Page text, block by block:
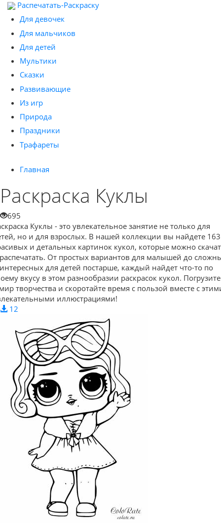
Распечатать-Раскраску
Для девочек
Для мальчиков
Для детей
Мультики
Сказки
Развивающие
Из игр
Природа
Праздники
Трафареты
Главная
Раскраска Куклы
695
Куклы - это увлекательное занятие не только для
но и для взрослых. В нашей коллекции вы найдете 163
и детальных картинок кукол, которые можно
От простых вариантов для малышей до
для детей постарше, каждый найдет что-то по
вкусу в этом разнообразии раскрасок кукол.
творчества и скоротайте время с пользой вместе с
иллюстрациями!
12